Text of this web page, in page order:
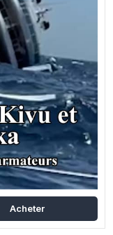
Acheter